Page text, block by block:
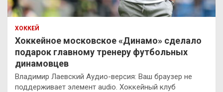
ХОККЕЙ
Хоккейное московское «Динамо» сделало
подарок главному тренеру футбольных
динамовцев
Владимир Лаевский Аудио-версия: Ваш браузер не
поддерживает элемент audio. Хоккейный клуб